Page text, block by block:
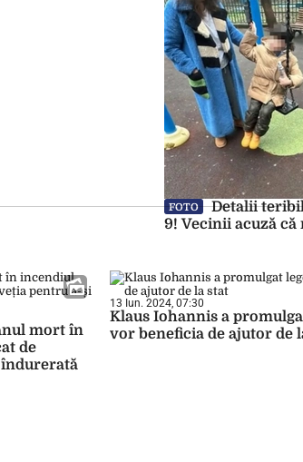
FOTO
Detalii
9! Vecinii acuză că
mort în
de
13 Iun. 2024, 07:30
Klaus Iohannis a
vor beneficia de ajutor de